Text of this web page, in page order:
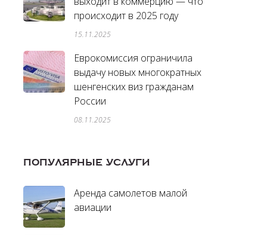
происходит в 2025 году
15.11.2025
Еврокомиссия ограничила
выдачу новых многократных
шенгенских виз гражданам
России
08.11.2025
ПОПУЛЯРНЫЕ УСЛУГИ
Аренда самолетов малой
авиации